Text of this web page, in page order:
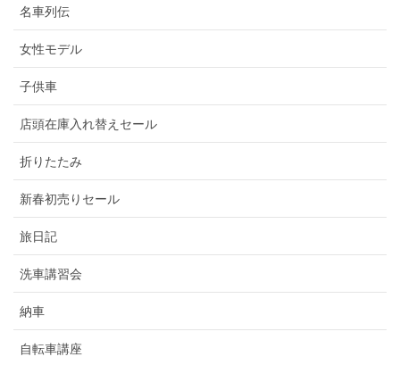
名車列伝
女性モデル
子供車
店頭在庫入れ替えセール
折りたたみ
新春初売りセール
旅日記
洗車講習会
納車
自転車講座